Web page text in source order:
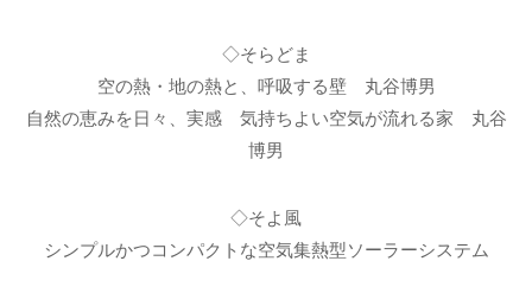
◇そらどま
空の熱・地の熱と、呼吸する壁 丸谷博男
自然の恵みを日々、実感 気持ちよい空気が流れる家 丸谷
博男
◇そよ風
シンプルかつコンパクトな空気集熱型ソーラーシステム